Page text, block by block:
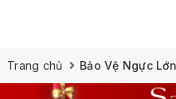
Trang chủ Bảo Vệ Ngực Lớn